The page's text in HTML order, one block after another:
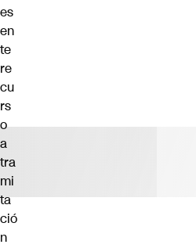
es
en
te
re
cu
rs
o
a
tra
mi
ta
ció
n